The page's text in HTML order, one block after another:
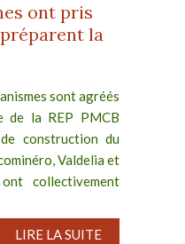
ont pris
la
sont agréés
de la REP PMCB
construction du
Valdelia et
collectivement
LIRE LA SUITE